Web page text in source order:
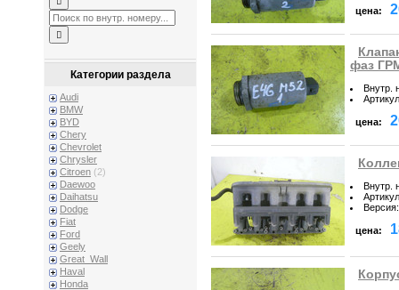
Категории раздела
Audi
BMW
BYD
Chery
Chevrolet
Chrysler
Citroen (2)
Daewoo
Daihatsu
Dodge
Fiat
Ford
Geely
Great_Wall
Haval
Honda
цена:
фаз
Внутр.
Артикул
цена:
Внутр.
Артикул
Версия:
цена: